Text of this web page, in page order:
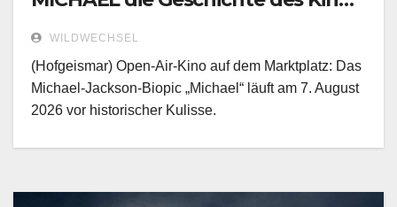
WILDWECHSEL
(Hofgeismar) Open-Air-Kino auf dem Marktplatz: Das
Michael-Jackson-Biopic „Michael“ läuft am 7. August
2026 vor historischer Kulisse.